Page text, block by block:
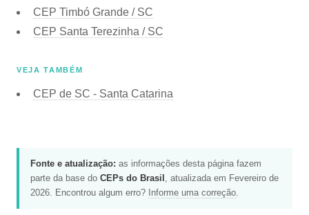
CEP Timbó Grande / SC
CEP Santa Terezinha / SC
VEJA TAMBÉM
CEP de SC - Santa Catarina
Fonte e atualização: as informações desta página fazem
parte da base do CEPs do Brasil , atualizada em Fevereiro de
2026. Encontrou algum erro? Informe uma correção.